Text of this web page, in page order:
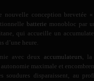
nouvelle conception brevetée
batterie monobloc par
qui accueille un
d’une heure.
avec deux accumulateurs , la
maximale et
soudures disparaissent, au